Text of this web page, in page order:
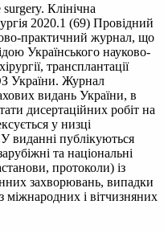
Клінічна
2020.1 (69) Провідний
практичний журнал, що
Українського науково-
трансплантації
України. Журнал
видань України, в
дисертаційних робіт на
у низці
виданні публікуються
та національні
протоколи) із
захворювань, випадки
міжнародних і вітчизняних